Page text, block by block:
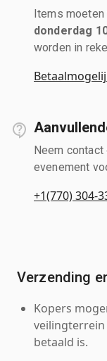
Items
donderdag
worden in
Neem
evenement
+1(770) 304-
Verzending
Kopers
betaald is.